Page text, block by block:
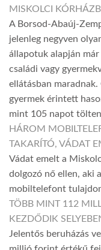
MISKOLCI
A Borsod-Abaúj-
jelenleg negyven
állapotuk alapján
családi vagy
ellátásban
gyermek érintett
mint 105 napot
HÁROM
TAKARÍTÓ, VÁDAT
Vádat emelt a
dolgozó nő ellen, aki
mobiltelefont
TÖBB MINT 112
KEZDŐDIK
Jelentős beruházás